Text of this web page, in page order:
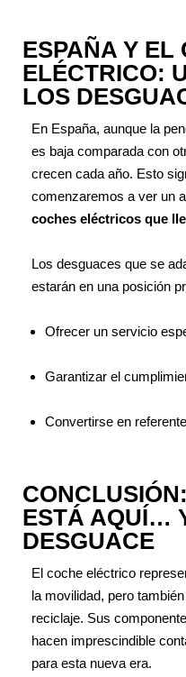
ESPAÑA Y EL
ELÉCTRICO:
LOS
En España, aunque la
es baja comparada con
crecen cada año. Esto
comenzaremos a ver un
coches eléctricos que
Los desguaces que se
estarán en una posición
Ofrecer un servicio
Garantizar el
Convertirse en
ESTÁ AQUÍ…
DESGUACE
El coche eléctrico
la movilidad, pero
reciclaje. Sus
hacen imprescindible
para esta nueva era.